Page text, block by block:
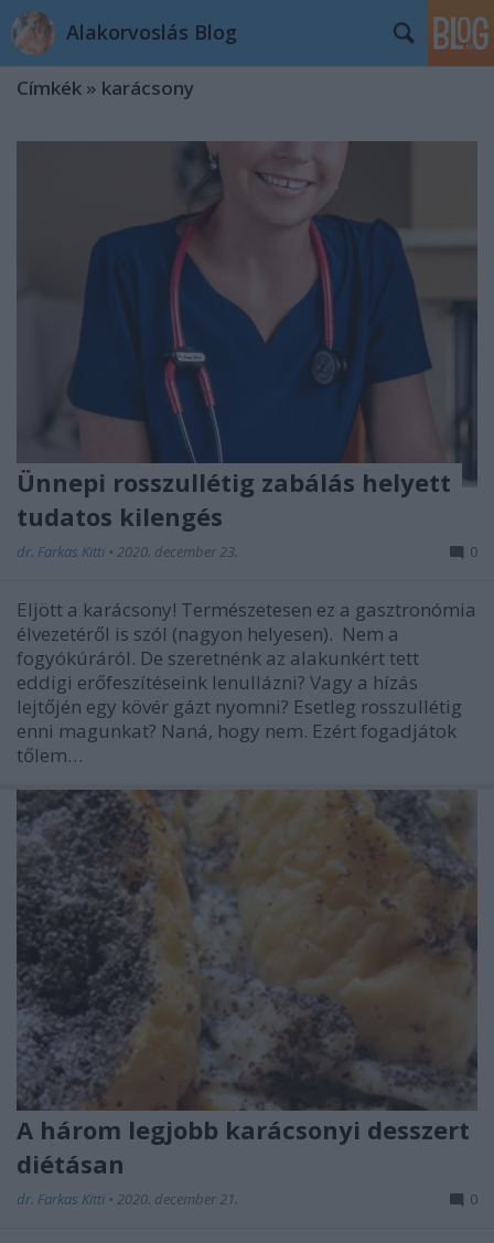
Alakorvoslás Blog
Címkék » karácsony
Ünnepi rosszullétig zabálás helyett
tudatos kilengés
dr. Farkas Kitti • 2020. december 23. 0
Eljött a karácsony! Természetesen ez a gasztronómia
élvezetéről is szól (nagyon helyesen). Nem a
fogyókúráról. De szeretnénk az alakunkért tett
eddigi erőfeszítéseink lenullázni? Vagy a hízás
lejtőjén egy kövér gázt nyomni? Esetleg rosszullétig
enni magunkat? Naná, hogy nem. Ezért fogadjátok
tőlem…
A három legjobb karácsonyi desszert
diétásan
dr. Farkas Kitti • 2020. december 21. 0